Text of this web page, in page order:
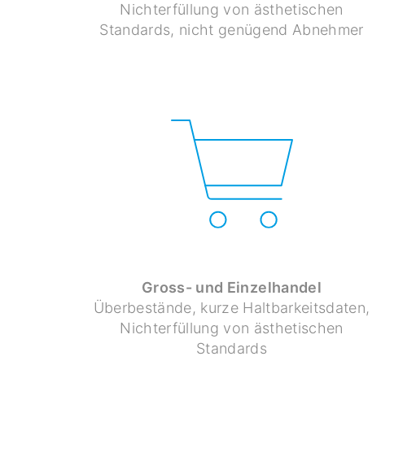
Nichterfüllung von ästhetischen
Standards, nicht genügend Abnehmer
Gross- und Einzelhandel
Überbestände, kurze Haltbarkeitsdaten,
Nichterfüllung von ästhetischen
Standards